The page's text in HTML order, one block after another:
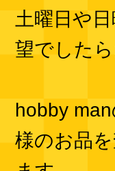
土曜日や
望でした
hobby
様のお品